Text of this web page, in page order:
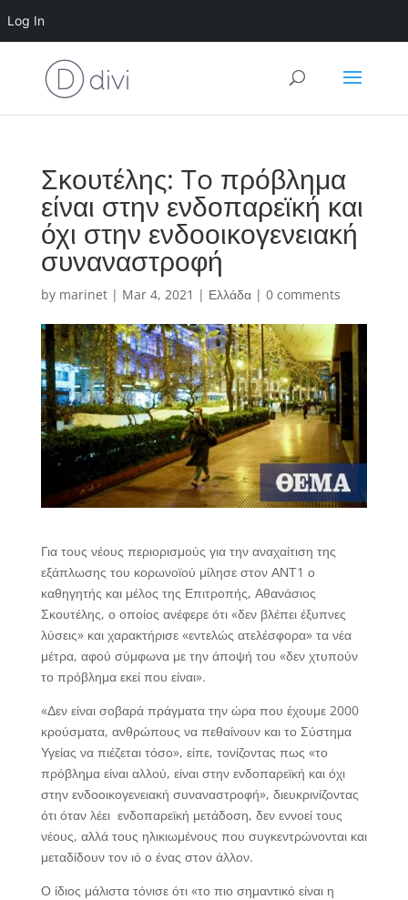
Log In
Σκουτέλης: To πρόβλημα
είναι στην ενδοπαρεϊκή και
όχι στην ενδοοικογενειακή
συναναστροφή
by marinet| Mar 4, 2021 | Ελλάδα| 0 comments
Για τους νέους περιορισμούς για την αναχαίτιση της
εξάπλωσης του κορωνοϊού μίλησε στον ΑΝΤ1 ο
καθηγητής και μέλος της Επιτροπής, Αθανάσιος
Σκουτέλης, ο οποίος ανέφερε ότι «δεν βλέπει έξυπνες
λύσεις» και χαρακτήρισε «εντελώς ατελέσφορα» τα νέα
μέτρα, αφού σύμφωνα με την άποψή του «δεν χτυπούν
το πρόβλημα εκεί που είναι».
«Δεν είναι σοβαρά πράγματα την ώρα που έχουμε 2000
κρούσματα, ανθρώπους να πεθαίνουν και το Σύστημα
Υγείας να πιέζεται τόσο», είπε, τονίζοντας πως «το
πρόβλημα είναι αλλού, είναι στην ενδοπαρεϊκή και όχι
στην ενδοοικογενειακή συναναστροφή», διευκρινίζοντας
ότι όταν λέει ενδοπαρεϊκή μετάδοση, δεν εννοεί τους
νέους, αλλά τους ηλικιωμένους που συγκεντρώνονται και
μεταδίδουν τον ιό ο ένας στον άλλον.
Ο ίδιος μάλιστα τόνισε ότι «το πιο σημαντικό είναι η